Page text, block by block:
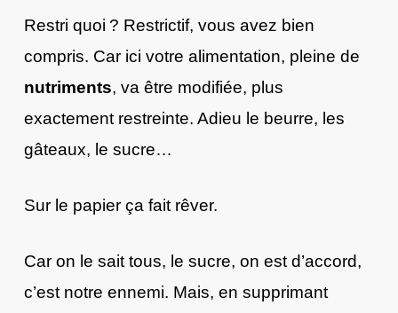
Restri quoi ? Restrictif, vous avez bien
compris. Car ici votre alimentation, pleine de
nutriments, va être modifiée, plus
exactement restreinte. Adieu le beurre, les
gâteaux, le sucre…
Sur le papier ça fait rêver.
Car on le sait tous, le sucre, on est d’accord,
c’est notre ennemi. Mais, en supprimant